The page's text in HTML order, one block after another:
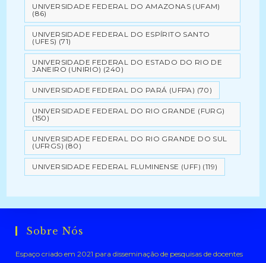
UNIVERSIDADE FEDERAL DO AMAZONAS (UFAM)
(86)
UNIVERSIDADE FEDERAL DO ESPÍRITO SANTO
(UFES) (71)
UNIVERSIDADE FEDERAL DO ESTADO DO RIO DE
JANEIRO (UNIRIO) (240)
UNIVERSIDADE FEDERAL DO PARÁ (UFPA) (70)
UNIVERSIDADE FEDERAL DO RIO GRANDE (FURG)
(150)
UNIVERSIDADE FEDERAL DO RIO GRANDE DO SUL
(UFRGS) (80)
UNIVERSIDADE FEDERAL FLUMINENSE (UFF) (119)
Sobre Nós
Espaço criado em 2021 para disseminação de pesquisas de docentes